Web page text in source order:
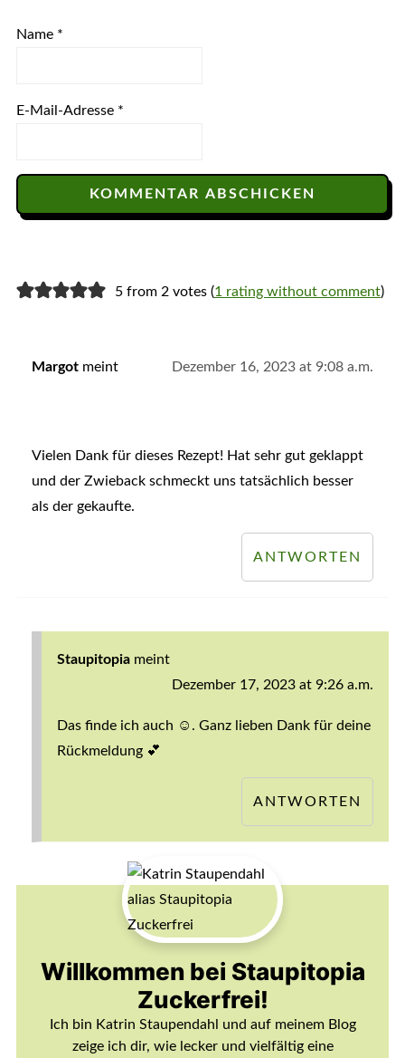
Name *
E-Mail-Adresse *
5 from 2 votes (1 rating without comment)
Margot meint Dezember 16, 2023 at 9:08 a.m.
Vielen Dank für dieses Rezept! Hat sehr gut geklappt
und der Zwieback schmeckt uns tatsächlich besser
als der gekaufte.
ANTWORTEN
Staupitopia meint
Dezember 17, 2023 at 9:26 a.m.
Das finde ich auch ☺️. Ganz lieben Dank für deine
Rückmeldung 💕
ANTWORTEN
Willkommen bei Staupitopia
Zuckerfrei!
Ich bin Katrin Staupendahl und auf meinem Blog
zeige ich dir, wie lecker und vielfältig eine